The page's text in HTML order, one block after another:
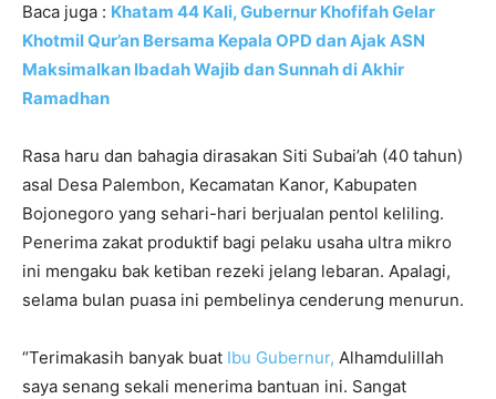
Baca juga : Khatam 44 Kali, Gubernur Khofifah Gelar
Khotmil Qur’an Bersama Kepala OPD dan Ajak ASN
Maksimalkan Ibadah Wajib dan Sunnah di Akhir
Ramadhan
Rasa haru dan bahagia dirasakan Siti Subai’ah (40 tahun)
asal Desa Palembon, Kecamatan Kanor, Kabupaten
Bojonegoro yang sehari-hari berjualan pentol keliling.
Penerima zakat produktif bagi pelaku usaha ultra mikro
ini mengaku bak ketiban rezeki jelang lebaran. Apalagi,
selama bulan puasa ini pembelinya cenderung menurun.
“Terimakasih banyak buat Ibu Gubernur, Alhamdulillah
saya senang sekali menerima bantuan ini. Sangat